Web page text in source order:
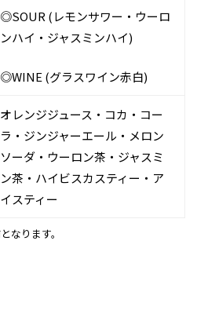
◎SOUR (レモンサワー・ウーロ
ンハイ・ジャスミンハイ)
◎WINE (グラスワイン⾚⽩)
オレンジジュース・コカ・コー
ラ・ジンジャーエール・メロン
ソーダ・ウーロン茶・ジャスミ
ン茶・ハイビスカスティー・ア
イスティー
なります。